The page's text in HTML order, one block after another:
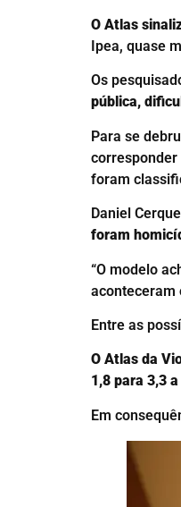
O Atlas
Ipea, quase
Os
pública,
Para se
corresponder
foram
Daniel
foram
“O modelo
aconteceram
Entre as
O Atlas da
1,8 para 3,3
Em